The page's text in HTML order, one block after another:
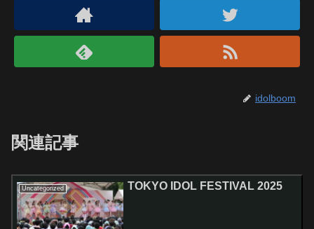
idolboom
関連記事
Uncategorized TOKYO IDOL FESTIVAL 2025